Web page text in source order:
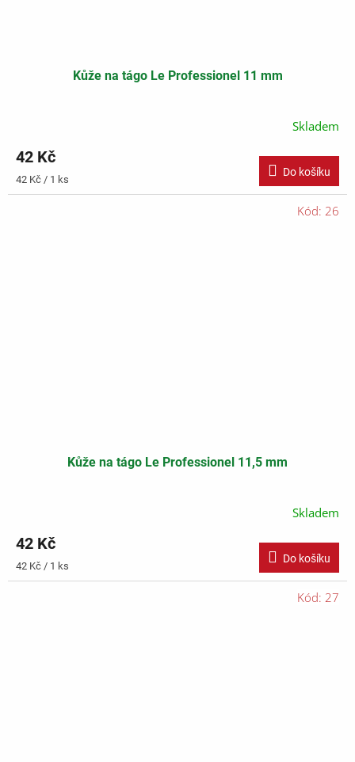
Kůže na tágo Le Professionel 11 mm
Skladem
42 Kč
Měrná
cena:
42 Kč / 1 ks
Do košíku
Kůže na tágo Le Professionel 11,5 mm
Skladem
42 Kč
Měrná
cena:
42 Kč / 1 ks
Do košíku
Kód: 26
Kód: 27